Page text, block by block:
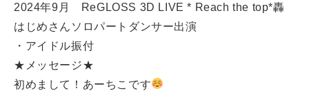
2024年9月 ReGLOSS 3D LIVE * Reach the top*轟
はじめさんソロパートダンサー出演
・アイドル振付
★メッセージ★
初めまして！あーちこです